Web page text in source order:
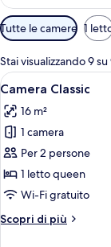
Filtri
disponibili
per
le
camere
Tutte le camere 1
Stai visualizzando 9
Apri
tutte
le
foto
per
Camera
Classic
12
Camera Classic
16 m²
1 camera
Per 2 persone
1 letto queen
Wi-Fi gratuito
Scopri di più
Altri